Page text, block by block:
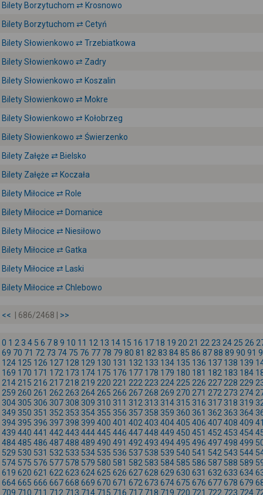
Bilety Borzytuchom ⇄ Krosnowo
Bilety Borzytuchom ⇄ Cetyń
Bilety Słowienkowo ⇄ Trzebiatkowa
Bilety Słowienkowo ⇄ Zadry
Bilety Słowienkowo ⇄ Koszalin
Bilety Słowienkowo ⇄ Mokre
Bilety Słowienkowo ⇄ Kołobrzeg
Bilety Słowienkowo ⇄ Świerzenko
Bilety Załęże ⇄ Bielsko
Bilety Załęże ⇄ Koczała
Bilety Miłocice ⇄ Role
Bilety Miłocice ⇄ Domanice
Bilety Miłocice ⇄ Niesiłowo
Bilety Miłocice ⇄ Gatka
Bilety Miłocice ⇄ Laski
Bilety Miłocice ⇄ Chlebowo
<< | 686/2468 | >>
0 1 2 3 4 5 6 78 9 10 11 12 13 14 15 16 17 18 19 20 21 22 23 24 25 26
69 70 71 72 73 74 75 76 77 78 79 80 81 82 83 8485 86 8788 89 90 91
124 125 126 127 128 129 130 131 132 133 134 135 136 137 138 139
169 170 171 172 173 174 175 176 177 178 179 180 181 182 183 184
214 215 216 217 218 219 220 221 222 223 224 225 226 227 228 229
259 260 261 262 263 264 265 266 267 268 269 270 271 272 273 274
304 305 306 307 308 309 310 311 312 313 314 315 316 317 318 319
349 350 351 352 353 354 355 356 357 358 359 360 361 362 363 364
394 395 396 397 398 399 400 401 402 403 404405 406 407408 409
439 440 441 442 443 444445 446 447448 449 450 451 452 453 454
484485 486 487488 489 490 491 492 493 494495 496 497498 499
529 530 531 532 533 534 535 536 537 538 539 540 541 542 543 544
574 575 576 577 578 579 580 581 582 583 584 585 586 587 588 589
619 620 621 622 623 624625 626 627628 629 630 631 632 633 634
664665 666 667668 669 670 671 672 673 674675 676 677678 679
709 710 711 712 713 714 715 716 717 718 719 720 721 722 723 724